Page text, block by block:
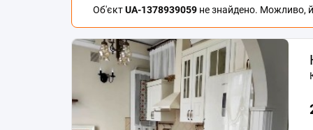
Об'єктUA-1378939059 не знайдено. Можливо,